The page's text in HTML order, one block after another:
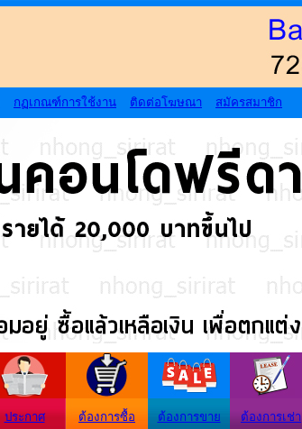
กฏเกณฑ์การใช้งาน ติดต่อโฆษณา สมัครสมาชิก
ประกาศ ต้องการซื้อ ต้องการขาย ต้องการเช่า